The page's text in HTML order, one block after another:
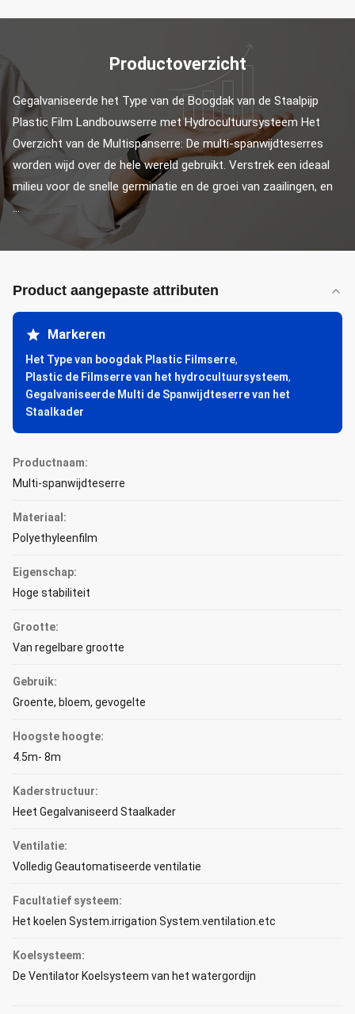
Productoverzicht
Gegalvaniseerde het Type van de Boogdak van de Staalpijp
Plastic Film Landbouwserre met Hydrocultuursysteem Het
Overzicht van de Multispanserre: De multi-spanwijdteserres
worden wijd over de hele wereld gebruikt. Verstrek een ideaal
milieu voor de snelle germinatie en de groei van zaailingen, en
...
Product aangepaste attributen
Markeren
Het Type van boogdak Plastic Filmserre,
Plastic de Filmserre van het hydrocultuursysteem,
Gegalvaniseerde Multi de Spanwijdteserre van het
Staalkader
Productnaam:
Multi-spanwijdteserre
Materiaal:
Polyethyleenfilm
Eigenschap:
Hoge stabiliteit
Grootte:
Van regelbare grootte
Gebruik:
Groente, bloem, gevogelte
Hoogste hoogte:
4.5m- 8m
Kaderstructuur:
Heet Gegalvaniseerd Staalkader
Ventilatie:
Volledig Geautomatiseerde ventilatie
Facultatief systeem:
Het koelen System.irrigation System.ventilation.etc
Koelsysteem:
De Ventilator Koelsysteem van het watergordijn